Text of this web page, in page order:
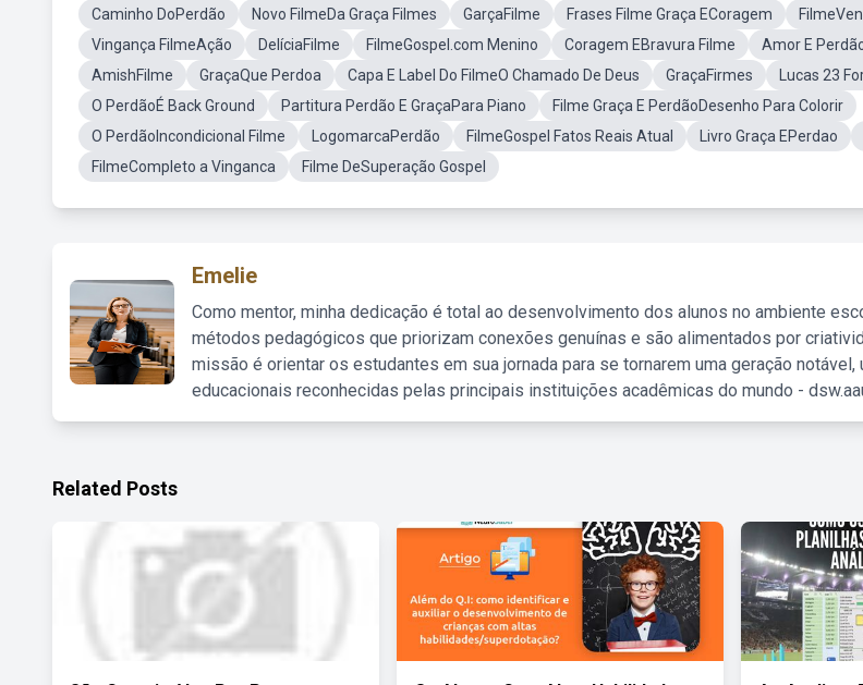
Caminho DoPerdão
Novo FilmeDa Graça Filmes GarçaFilme Frases Filme Graça ECoragem
Vingança FilmeAção
DelíciaFilme FilmeGospel.com Menino Coragem EBravura Filme
Amor E
AmishFilme
GraçaQue Perdoa Capa E Label Do FilmeO Chamado De Deus GraçaFirmes
Lucas 23
O PerdãoÉ Back Ground
Partitura Perdão E GraçaPara Piano
Filme Graça E PerdãoDesenho Para Colorir
O PerdãoIncondicional Filme
LogomarcaPerdão FilmeGospel Fatos Reais Atual Livro Graça EPerdao
FilmeCompleto a Vinganca
Filme DeSuperação Gospel
Emelie
Como mentor, minha dedicação é total ao desenvolvimento dos alunos no ambiente
métodos pedagógicos que priorizam conexões genuínas e são alimentados por
missão é orientar os estudantes em sua jornada para se tornarem uma geração
educacionais reconhecidas pelas principais instituições acadêmicas do mundo -
Related Posts